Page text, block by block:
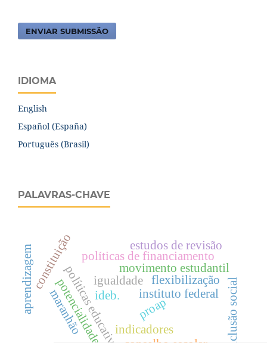
ENVIAR SUBMISSÃO
IDIOMA
English
Español (España)
Português (Brasil)
PALAVRAS-CHAVE
políticas educativas
igualdade
instituto federal
proap
políticas de financiamento
constituição
indicadores
movimento estudantil
potencialidades
aprendizagem flexibilização inclusão social
estudos de revisão
ideb.
maranhão